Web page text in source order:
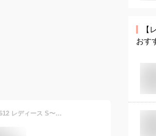
【P5倍1/13 0:00〜23:59】 撥水 裏起毛パンツ TFO-774612 レディース S〜XXL ストレッチ 保温 防風 静電防止 耐水 透湿 バイク 防寒 アウトドア 釣り ウォーキング 登山 ゴルフ キャンプ スタイリッシュ アエトニクス
【
おす